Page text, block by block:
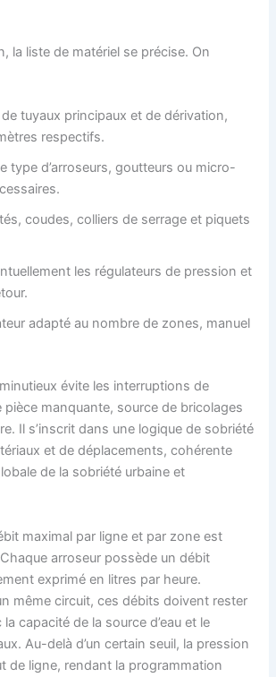
la liste de matériel se précise. On
tuyaux principaux et de dérivation,
respectifs.
type d’arroseurs, goutteurs ou micro-
coudes, colliers de serrage et piquets
les régulateurs de pression et
adapté au nombre de zones, manuel
évite les interruptions de
pièce manquante, source de bricolages
Il s’inscrit dans une logique de sobriété
et de déplacements, cohérente
de la sobriété urbaine et
maximal par ligne et par zone est
arroseur possède un débit
exprimé en litres par heure.
même circuit, ces débits doivent rester
capacité de la source d’eau et le
Au-delà d’un certain seuil, la pression
de ligne, rendant la programmation